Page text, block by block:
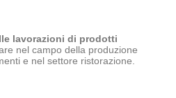
lavorazioni di prodotti
nel campo della produzione
e nel settore ristorazione.